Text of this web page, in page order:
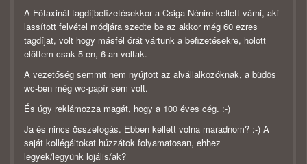
A Főtaxinál tagdíjbefizetésekkor a Csiga Nénire kellett várni, aki
lassított felvétel módjára szedte be az akkor még 60 ezres
tagdíjat, volt hogy másfél órát vártunk a befizetésekre, holott
előttem csak 5-en, 6-an voltak.
A vezetőség semmit nem nyújtott az alvállalkozóknak, a büdös
wc-ben még wc-papír sem volt.
És úgy reklámozza magát, hogy a 100 éves cég. :-)
Ja és nincs összefogás. Ebben kellett volna maradnom? :-) A
saját kollégáitokat húzzátok folyamatosan, ehhez
legyek/legyünk lojális/ak?